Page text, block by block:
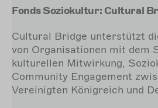
Fonds Soziokultur: Cultural
Cultural Bridge unterstützt
von Organisationen mit dem
kulturellen Mitwirkung,
Community Engagement
Vereinigten Königreich und